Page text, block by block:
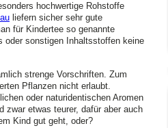
hochwertige Rohstoffe
liefern sicher sehr gute
für Kindertee so genannte
oder sonstigen Inhaltsstoffen keine
strenge Vorschriften. Zum
Pflanzen nicht erlaubt.
oder naturidentischen Aromen
zwar etwas teurer, dafür aber auch
Kind gut geht, oder?